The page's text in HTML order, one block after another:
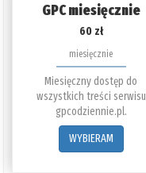
GPC miesięcznie
60 zł
miesięcznie
Miesięczny dostęp do
wszystkich treści serwisu
gpcodziennie.pl.
WYBIERAM